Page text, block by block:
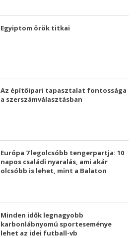
Egyiptom örök titkai
Az építőipari tapasztalat fontossága
a szerszámválasztásban
Európa 7 legolcsóbb tengerpartja: 10
napos családi nyaralás, ami akár
olcsóbb is lehet, mint a Balaton
Minden idők legnagyobb
karbonlábnyomú sporteseménye
lehet az idei futball-vb